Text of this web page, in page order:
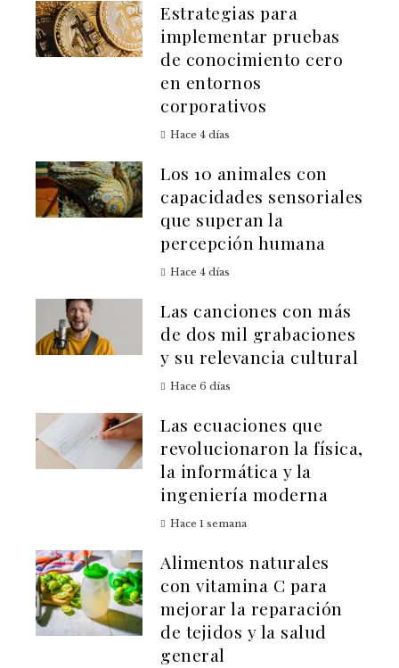
Estrategias para
implementar pruebas
de conocimiento cero
en entornos
corporativos
Hace 4 días
Los 10 animales con
capacidades sensoriales
que superan la
percepción humana
Hace 4 días
Las canciones con más
de dos mil grabaciones
y su relevancia cultural
Hace 6 días
Las ecuaciones que
revolucionaron la física,
la informática y la
ingeniería moderna
Hace 1 semana
Alimentos naturales
con vitamina C para
mejorar la reparación
de tejidos y la salud
general